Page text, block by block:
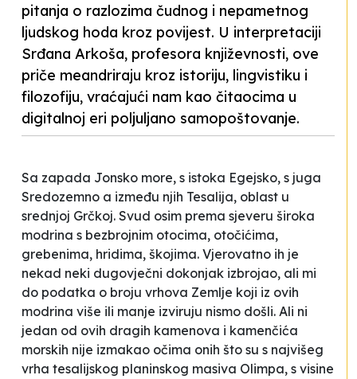
pitanja o razlozima čudnog i nepametnog
ljudskog hoda kroz povijest. U interpretaciji
Srđana Arkoša, profesora književnosti, ove
priče meandriraju kroz istoriju, lingvistiku i
filozofiju, vraćajući nam kao čitaocima u
digitalnoj eri poljuljano samopoštovanje.
Sa zapada Jonsko more, s istoka Egejsko, s juga
Sredozemno a između njih Tesalija, oblast u
srednjoj Grčkoj. Svud osim prema sjeveru široka
modrina s bezbrojnim otocima, otočićima,
grebenima, hridima, škojima. Vjerovatno ih je
nekad neki dugovječni dokonjak izbrojao, ali mi
do podatka o broju vrhova Zemlje koji iz ovih
modrina više ili manje izviruju nismo došli. Ali ni
jedan od ovih dragih kamenova i kamenčića
morskih nije izmakao očima onih što su s najvišeg
vrha tesalijskog planinskog masiva Olimpa, s visine